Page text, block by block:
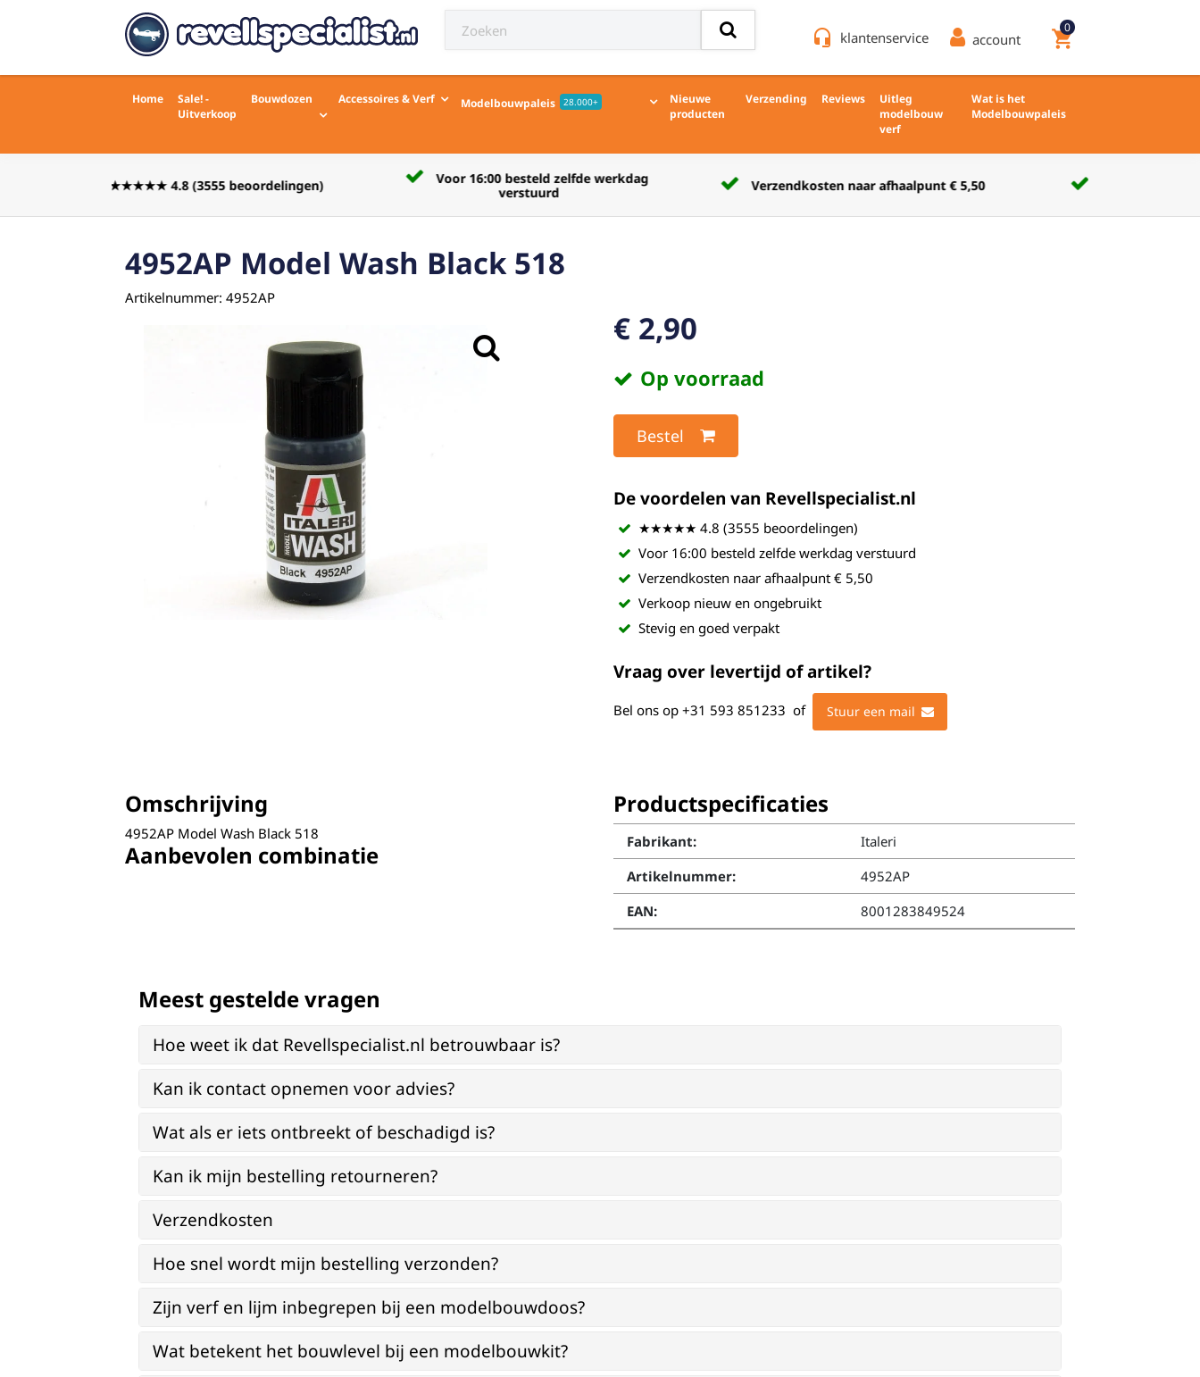
headset_mic klantenservice account shopping_cart
0
Home
Sale! -
Uitverkoop
Bouwdozen Accessoires & Verf Modelbouwpaleis 28.000+
Nieuwe
producten
Verzending Reviews
Uitleg
modelbouw
verf
Wat is het
Modelbouwpaleis
Voor 16:00 besteld zelfde werkdag
verstuurd
Verzendkosten naar afhaalpunt € 5,50 Verkoop nieuw en ongebruikt
4952AP Model Wash Black 518
Artikelnummer: 4952AP
€ 2,90
Op voorraad
Bestel
De voordelen van Revellspecialist.nl
★★★★★ 4.8 (3555 beoordelingen)
Voor 16:00 besteld zelfde werkdag verstuurd
Verzendkosten naar afhaalpunt € 5,50
Verkoop nieuw en ongebruikt
Stevig en goed verpakt
Vraag over levertijd of artikel?
Bel ons op +31 593 851233 of Stuur een mail
Omschrijving
4952AP Model Wash Black 518
Aanbevolen combinatie
Productspecificaties
Fabrikant:
Italeri
Artikelnummer:
4952AP
EAN:
8001283849524
Meest gestelde vragen
Hoe weet ik dat Revellspecialist.nl betrouwbaar is?
Kan ik contact opnemen voor advies?
Wat als er iets ontbreekt of beschadigd is?
Kan ik mijn bestelling retourneren?
Verzendkosten
Hoe snel wordt mijn bestelling verzonden?
Zijn verf en lijm inbegrepen bij een modelbouwdoos?
Wat betekent het bouwlevel bij een modelbouwkit?